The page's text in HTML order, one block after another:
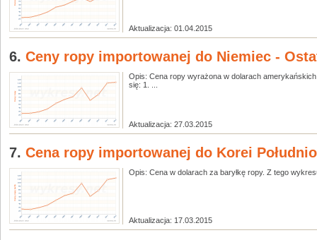
Aktualizacja: 01.04.2015
6. Ceny ropy importowanej do Niemiec -
Opis: Cena ropy wyrażona w dolarach
się: 1. ...
Aktualizacja: 27.03.2015
7. Cena ropy importowanej do Korei
Opis: Cena w dolarach za baryłkę ropy. Z tego
Aktualizacja: 17.03.2015